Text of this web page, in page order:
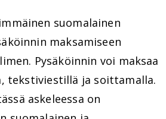
suomalainen
maksamiseen
Pysäköinnin voi maksaa
tekstiviestillä ja soittamalla.
askeleessa on